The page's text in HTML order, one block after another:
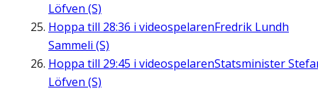
Löfven (S)
Hoppa till 28:36 i videospelarenFredrik Lundh
Sammeli (S)
Hoppa till 29:45 i videospelarenStatsminister
Löfven (S)